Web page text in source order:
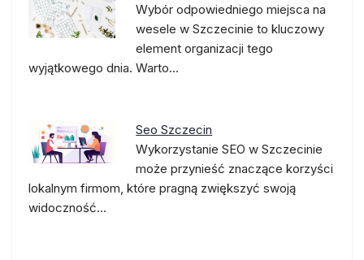
Wybór odpowiedniego miejsca na
wesele w Szczecinie to kluczowy
element organizacji tego
wyjątkowego dnia. Warto…
Seo Szczecin
Wykorzystanie SEO w Szczecinie
może przynieść znaczące korzyści
lokalnym firmom, które pragną zwiększyć swoją
widoczność…